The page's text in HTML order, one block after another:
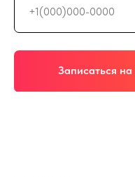
Записаться